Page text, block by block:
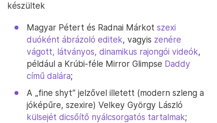
készültek
Magyar Pétert és Radnai Márkot szexi
duóként ábrázoló editek, vagyis zenére
vágott, látványos, dinamikus rajongói videók,
például a Krúbi-féle Mirror Glimpse Daddy
című dalára;
A „fine shyt” jelzővel illetett (modern szleng a
jóképűre, szexire) Velkey György László
külsejét dicsőítő nyálcsorgatós tartalmak;